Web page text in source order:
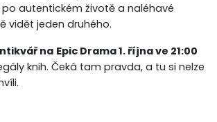
autentickém životě a naléhavé
vidět jeden druhého.
na Epic Drama 1. října ve 21:00
knih. Čeká tam pravda, a tu si nelze